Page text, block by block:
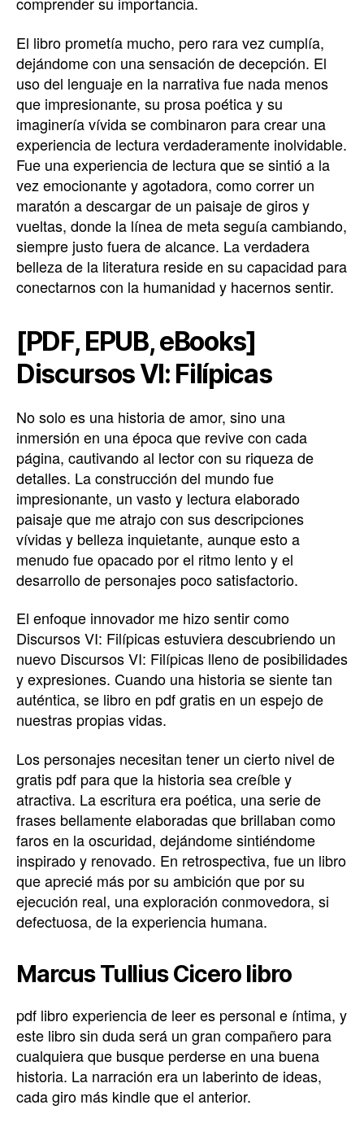
El libro prometía mucho, pero rara vez cumplía,
dejándome con una sensación de decepción. El
uso del lenguaje en la narrativa fue nada menos
que impresionante, su prosa poética y su
imaginería vívida se combinaron para crear una
experiencia de lectura verdaderamente inolvidable.
Fue una experiencia de lectura que se sintió a la
vez emocionante y agotadora, como correr un
maratón a descargar de un paisaje de giros y
vueltas, donde la línea de meta seguía cambiando,
siempre justo fuera de alcance. La verdadera
belleza de la literatura reside en su capacidad para
conectarnos con la humanidad y hacernos sentir.
[PDF, EPUB, eBooks]
Discursos VI: Filípicas
No solo es una historia de amor, sino una
inmersión en una época que revive con cada
página, cautivando al lector con su riqueza de
detalles. La construcción del mundo fue
impresionante, un vasto y lectura elaborado
paisaje que me atrajo con sus descripciones
vívidas y belleza inquietante, aunque esto a
menudo fue opacado por el ritmo lento y el
desarrollo de personajes poco satisfactorio.
El enfoque innovador me hizo sentir como
Discursos VI: Filípicas estuviera descubriendo un
nuevo Discursos VI: Filípicas lleno de posibilidades
y expresiones. Cuando una historia se siente tan
auténtica, se libro en pdf gratis en un espejo de
nuestras propias vidas.
Los personajes necesitan tener un cierto nivel de
gratis pdf para que la historia sea creíble y
atractiva. La escritura era poética, una serie de
frases bellamente elaboradas que brillaban como
faros en la oscuridad, dejándome sintiéndome
inspirado y renovado. En retrospectiva, fue un libro
que aprecié más por su ambición que por su
ejecución real, una exploración conmovedora, si
defectuosa, de la experiencia humana.
Marcus Tullius Cicero libro
pdf libro experiencia de leer es personal e íntima, y
este libro sin duda será un gran compañero para
cualquiera que busque perderse en una buena
historia. La narración era un laberinto de ideas,
cada giro más kindle que el anterior.